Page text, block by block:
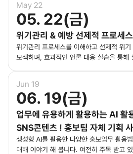
May 22
05. 22(금)
위기관리 & 예방 선제적 프로세
위기관리 프로세스를 이해하고 선제적 위
모색하며, 효과적인 언론 대응 실습을 통해
Jun 19
06. 19(금)
업무에 유용하게 활용하는 AI 활
SNS콘텐츠 ! 홍보팀 자체 기획
생성형 AI를 활용한 다양한 홍보업무 활용
대해 이야기 해 봅니다. 여전히 주목 받고